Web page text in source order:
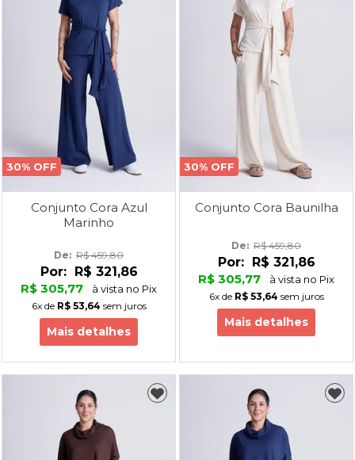
30% OFF
Conjunto Cora Azul
Marinho
De: R$ 459,80
Por:
R$ 321,86
R$ 305,77
à vista no Pix
6xde R$ 53,64 sem juros
Mais detalhes
30% OFF
Conjunto Cora Baunilha
De: R$ 459,80
Por:
R$ 321,86
R$ 305,77
à vista no Pix
6xde R$ 53,64 sem juros
Mais detalhes